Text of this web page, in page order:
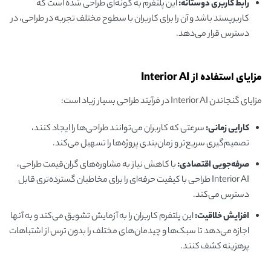
رابط کاربری دوستانه:این پلتفرم به گونه‌ای طراحی شده است که
کاربرپسند باشد و آن را برای کاربران با سطوح مختلف تجربه در طراحی، در
دسترس قرار می‌دهد.
مزایای استفاده از Interior AI
مزایای گنجاندن Interior AI در فرآیند طراحی بسیار زیاد است:
کارایی زمانی:سرعتی که کاربران می‌توانند طراحی‌ها را ایجاد کنند،
تصمیم‌گیری سریع‌تر و زمان‌بندی پروژه‌ها را تسهیل می‌کند.
صرفه‌جویی اقتصادی:با کاهش نیاز به مشاوره‌های گران‌قیمت طراحی،
Interior AI طراحی با کیفیت حرفه‌ای را برای مخاطبان گسترده‌تری قابل
دسترس می‌کند.
افزایش خلاقیت:این پلتفرم کاربران را به آزمایش تشویق می‌کند و به آنها
اجازه می‌دهد تا سبک‌ها و چیدمان‌های مختلف را بدون ترس از اشتباهات
پرهزینه کشف کنند.